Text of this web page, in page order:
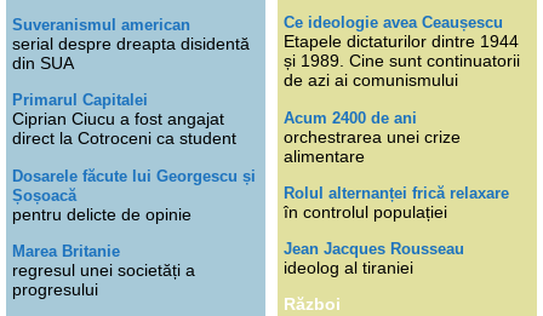
Suveranismul american
serial despre dreapta disidentă
din SUA
Primarul Capitalei
Ciprian Ciucu a fost angajat
direct la Cotroceni ca student
Dosarele făcute lui Georgescu și
Șoșoacă
pentru delicte de opinie
Marea Britanie
regresul unei societăți a
progresului
Ce ideologie avea Ceaușescu
Etapele dictaturilor dintre 1944
și 1989. Cine sunt continuatorii
de azi ai comunismului
Acum 2400 de ani
orchestrarea unei crize
alimentare
Rolul alternanței frică relaxare
în controlul populației
Jean Jacques Rousseau
ideolog al tiraniei
Război